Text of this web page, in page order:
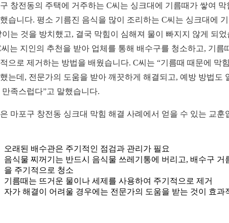
창전동의 주택에 거주하는 C씨는 싱크대에 기름때가 쌓여 막
습니다. 평소 기름진 음식을 많이 조리하는 C씨는 싱크대에
이는 것을 방치했고, 결국 막힘이 심해져 물이 빠지지 않게 되었
씨는 지인의 추천을 받아 업체를 통해 배수구를 청소하고, 기름
으로 제거하는 방법을 배웠습니다. C씨는 “기름때 때문에 막
는데, 전문가의 도움을 받아 깨끗하게 해결되고, 예방 방법도
만족스럽다”고 말했습니다.
마포구 창전동 싱크대 막힘 해결 사례에서 얻을 수 있는 교훈
오래된 배수관은 주기적인 점검과 관리가 필요
음식물 찌꺼기는 반드시 음식물 쓰레기통에 버리고, 배수구 거
을 주기적으로 청소
기름때는 뜨거운 물이나 세제를 사용하여 주기적으로 제거
자가 해결이 어려울 경우에는 전문가의 도움을 받는 것이 효과